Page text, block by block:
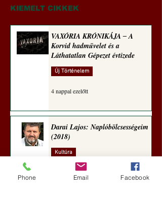
Rugalmas technomorál:
KIEMELT CIKKEK
VAXÓRIA KRÓNIKÁJA ‒ A
Korvid hadművelet és a
Láthatatlan Gépezet évtizede
Új Történelem
4 nappal ezelőtt
Darai Lajos: Naplóbölcsességeim
(2018)
Kultúra
Phone Email Facebook